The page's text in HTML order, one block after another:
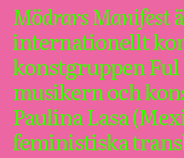
Mödrars Manifest
internationellt
konstgruppen Ful
musikern och
Paulina Lasa
feministiska